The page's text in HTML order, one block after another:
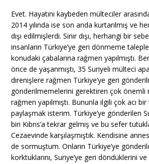
Evet. Hayatını kaybeden mülteciler
2014 yılında ise son anda kurtarılmış ve
dışı edilmişlerdi. Sınır dışı, herhangi bir
insanların Türkiye’ye geri dönmeme
konudaki çabalarına rağmen yapılmıştı.
önce de yaşanmıştı, 35 Suriyeli mülteci
direnişlere rağmen Türkiye’ye geri
gönderilmemelerini gerektiren çok önemli
rağmen yapılmıştı. Bununla ilgili çok acı
paylaşmak isterim. Türkiye’ye gönderilen
biri Kıbrıs’a tekrar gelmiş ve bu sefer
Cezaevinde karşılaşmıştık. Kendisine
de sormuştum. Onların Türkiye’ye
korktuklarını, Suriye’ye geri döndüklerini